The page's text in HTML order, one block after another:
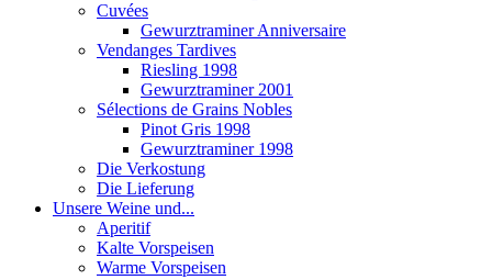
Cuvées
Gewurztraminer Anniversaire
Vendanges Tardives
Riesling 1998
Gewurztraminer 2001
Sélections de Grains Nobles
Pinot Gris 1998
Gewurztraminer 1998
Die Verkostung
Die Lieferung
Unsere Weine und...
Aperitif
Kalte Vorspeisen
Warme Vorspeisen